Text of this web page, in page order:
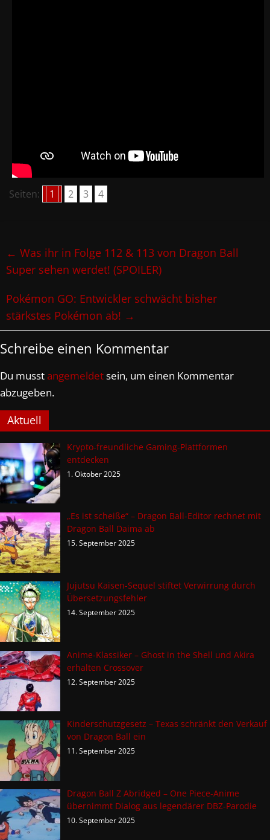
Seiten: 1 2 3 4
← Was ihr in Folge 112 & 113 von Dragon Ball
Super sehen werdet! (SPOILER)
Pokémon GO: Entwickler schwächt bisher
stärkstes Pokémon ab! →
Schreibe einen Kommentar
Du musstangemeldetsein, um einen Kommentar
abzugeben.
Aktuell
Krypto-freundliche Gaming-Plattformen
entdecken
1. Oktober 2025
„Es ist scheiße“ – Dragon Ball-Editor rechnet mit
Dragon Ball Daima ab
15. September 2025
Jujutsu Kaisen-Sequel stiftet Verwirrung durch
Übersetzungsfehler
14. September 2025
Anime-Klassiker – Ghost in the Shell und Akira
erhalten Crossover
12. September 2025
Kinderschutzgesetz – Texas schränkt den Verkauf
von Dragon Ball ein
11. September 2025
Dragon Ball Z Abridged – One Piece-Anime
übernimmt Dialog aus legendärer DBZ-Parodie
10. September 2025